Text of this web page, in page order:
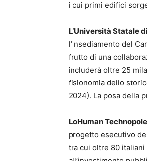
i cui primi edifici
L’Università Statale
l’insediamento del
frutto di una
includerà oltre 25
fisionomia dello
2024). La posa della
LoHuman Technopole
progetto esecutivo
tra cui oltre 80